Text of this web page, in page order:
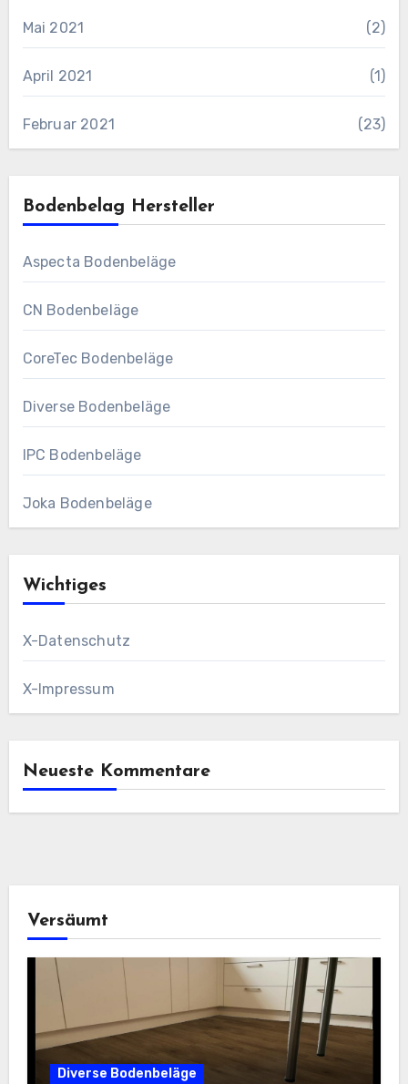
Mai 2021 (2)
April 2021 (1)
Februar 2021 (23)
Bodenbelag Hersteller
Aspecta Bodenbeläge
CN Bodenbeläge
CoreTec Bodenbeläge
Diverse Bodenbeläge
IPC Bodenbeläge
Joka Bodenbeläge
Wichtiges
X-Datenschutz
X-Impressum
Neueste Kommentare
Versäumt
Diverse Bodenbeläge